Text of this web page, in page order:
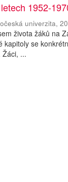
1952-
univerzita,
života žáků na
kapitoly se
Žáci, ...